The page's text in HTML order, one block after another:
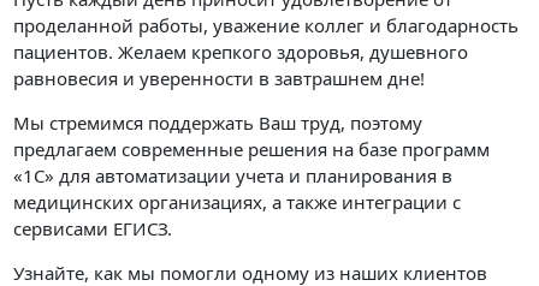
проделанной работы, уважение коллег и благодарность
пациентов. Желаем крепкого здоровья, душевного
равновесия и уверенности в завтрашнем дне!
Мы стремимся поддержать Ваш труд, поэтому
предлагаем современные решения на базе программ
«1С» для автоматизации учета и планирования в
медицинских организациях, а также интеграции с
сервисами ЕГИСЗ.
Узнайте, как мы помогли одному из наших клиентов